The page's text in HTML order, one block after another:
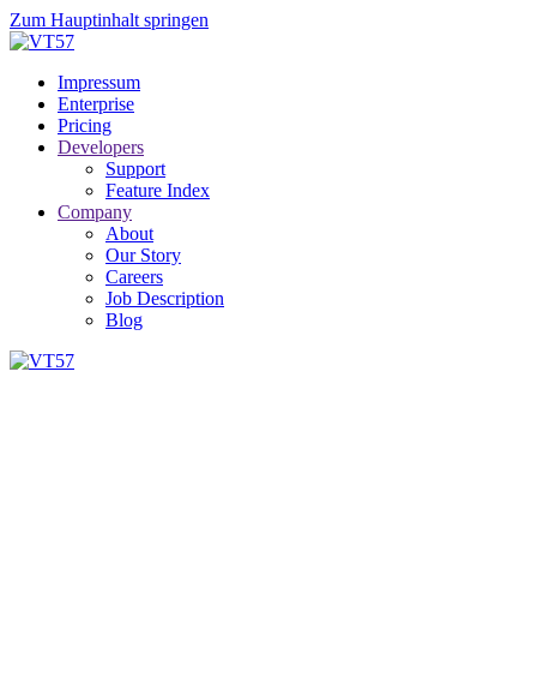
Zum Hauptinhalt springen
Impressum
Enterprise
Pricing
Developers
Support
Feature Index
Company
About
Our Story
Careers
Job Description
Blog